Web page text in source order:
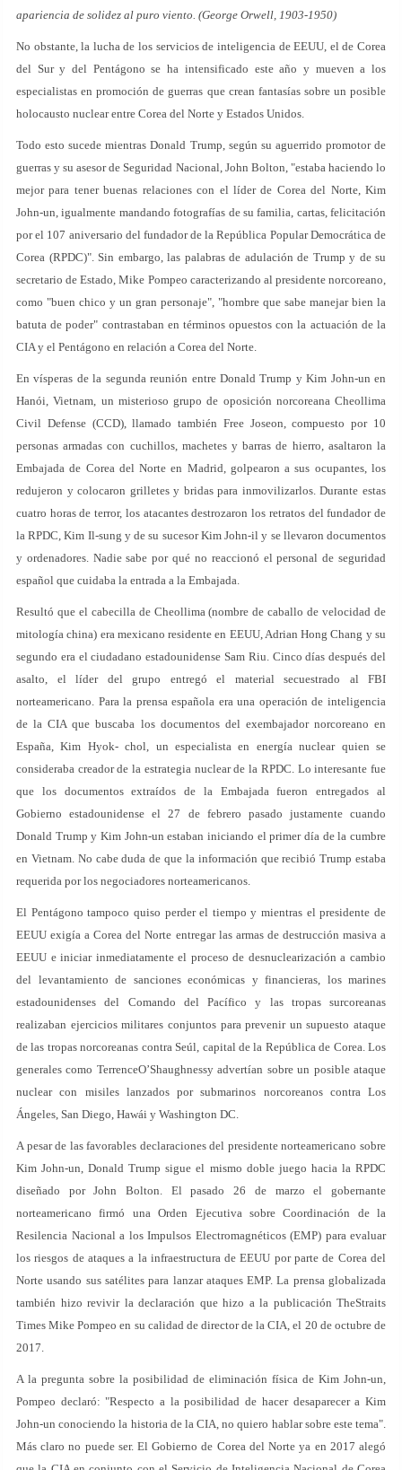
apariencia de solidez al puro viento. (George Orwell, 1903-1950)
No obstante, la lucha de los servicios de inteligencia de EEUU, el de Corea
del Sur y del Pentágono se ha intensificado este año y mueven a los
especialistas en promoción de guerras que crean fantasías sobre un posible
holocausto nuclear entre Corea del Norte y Estados Unidos.
Todo esto sucede mientras Donald Trump, según su aguerrido promotor de
guerras y su asesor de Seguridad Nacional, John Bolton, "estaba haciendo lo
mejor para tener buenas relaciones con el líder de Corea del Norte, Kim
John-un, igualmente mandando fotografías de su familia, cartas, felicitación
por el 107 aniversario del fundador de la República Popular Democrática de
Corea (RPDC)". Sin embargo, las palabras de adulación de Trump y de su
secretario de Estado, Mike Pompeo caracterizando al presidente norcoreano,
como "buen chico y un gran personaje", "hombre que sabe manejar bien la
batuta de poder" contrastaban en términos opuestos con la actuación de la
CIA y el Pentágono en relación a Corea del Norte.
En vísperas de la segunda reunión entre Donald Trump y Kim John-un en
Hanói, Vietnam, un misterioso grupo de oposición norcoreana Cheollima
Civil Defense (CCD), llamado también Free Joseon, compuesto por 10
personas armadas con cuchillos, machetes y barras de hierro, asaltaron la
Embajada de Corea del Norte en Madrid, golpearon a sus ocupantes, los
redujeron y colocaron grilletes y bridas para inmovilizarlos. Durante estas
cuatro horas de terror, los atacantes destrozaron los retratos del fundador de
la RPDC, Kim Il-sung y de su sucesor Kim John-il y se llevaron documentos
y ordenadores. Nadie sabe por qué no reaccionó el personal de seguridad
español que cuidaba la entrada a la Embajada.
Resultó que el cabecilla de Cheollima (nombre de caballo de velocidad de
mitología china) era mexicano residente en EEUU, Adrian Hong Chang y su
segundo era el ciudadano estadounidense Sam Riu. Cinco días después del
asalto, el líder del grupo entregó el material secuestrado al FBI
norteamericano. Para la prensa española era una operación de inteligencia
de la CIA que buscaba los documentos del exembajador norcoreano en
España, Kim Hyok- chol, un especialista en energía nuclear quien se
consideraba creador de la estrategia nuclear de la RPDC. Lo interesante fue
que los documentos extraídos de la Embajada fueron entregados al
Gobierno estadounidense el 27 de febrero pasado justamente cuando
Donald Trump y Kim John-un estaban iniciando el primer día de la cumbre
en Vietnam. No cabe duda de que la información que recibió Trump estaba
requerida por los negociadores norteamericanos.
El Pentágono tampoco quiso perder el tiempo y mientras el presidente de
EEUU exigía a Corea del Norte entregar las armas de destrucción masiva a
EEUU e iniciar inmediatamente el proceso de desnuclearización a cambio
del levantamiento de sanciones económicas y financieras, los marines
estadounidenses del Comando del Pacífico y las tropas surcoreanas
realizaban ejercicios militares conjuntos para prevenir un supuesto ataque
de las tropas norcoreanas contra Seúl, capital de la República de Corea. Los
generales como TerrenceO’Shaughnessy advertían sobre un posible ataque
nuclear con misiles lanzados por submarinos norcoreanos contra Los
Ángeles, San Diego, Hawái y Washington DC.
A pesar de las favorables declaraciones del presidente norteamericano sobre
Kim John-un, Donald Trump sigue el mismo doble juego hacia la RPDC
diseñado por John Bolton. El pasado 26 de marzo el gobernante
norteamericano firmó una Orden Ejecutiva sobre Coordinación de la
Resilencia Nacional a los Impulsos Electromagnéticos (EMP) para evaluar
los riesgos de ataques a la infraestructura de EEUU por parte de Corea del
Norte usando sus satélites para lanzar ataques EMP. La prensa globalizada
también hizo revivir la declaración que hizo a la publicación TheStraits
Times Mike Pompeo en su calidad de director de la CIA, el 20 de octubre de
2017.
A la pregunta sobre la posibilidad de eliminación física de Kim John-un,
Pompeo declaró: "Respecto a la posibilidad de hacer desaparecer a Kim
John-un conociendo la historia de la CIA, no quiero hablar sobre este tema".
Más claro no puede ser. El Gobierno de Corea del Norte ya en 2017 alegó